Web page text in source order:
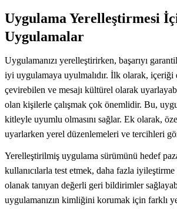
Uygulama Yerelleştirmesi
Uygulamalar
Uygulamanızı yerelleştirirken, başarıyı
iyi uygulamaya uyulmalıdır. İlk olarak, içeriği
çevirebilen ve mesajı kültürel olarak
olan kişilerle çalışmak çok önemlidir. Bu,
kitleyle uyumlu olmasını sağlar. Ek olarak,
uyarlarken yerel düzenlemeleri ve tercihleri
Yerelleştirilmiş uygulama sürümünü hedef
kullanıcılarla test etmek, daha fazla
olanak tanıyan değerli geri bildirimler
uygulamanızın kimliğini korumak için farklı